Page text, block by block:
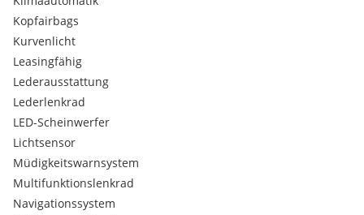
Kopfairbags
Kurvenlicht
Leasingfähig
Lederausstattung
Lederlenkrad
LED-Scheinwerfer
Lichtsensor
Müdigkeitswarnsystem
Multifunktionslenkrad
Navigationssystem